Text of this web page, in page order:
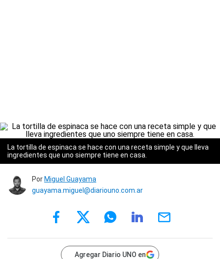
La tortilla de espinaca se hace con una receta simple y que lleva
ingredientes que uno siempre tiene en casa.
Por Miguel Guayama
guayama.miguel@diariouno.com.ar
Agregar Diario UNO en